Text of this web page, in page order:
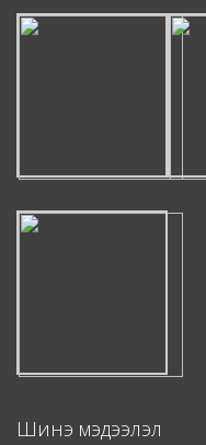
Шинэ мэдээлэл